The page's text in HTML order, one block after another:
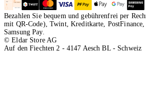
Bezahlen Sie bequem und gebührenfrei per
mit QR-Code), Twint, Kreditkarte,
Samsung Pay.
© Eldar Store AG
Auf den Fiechten 2 - 4147 Aesch BL - Schweiz